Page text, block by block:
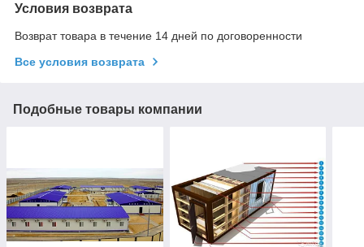
Условия возврата
Возврат товара в течение 14 дней по договоренности
Все условия возврата
Подобные товары компании